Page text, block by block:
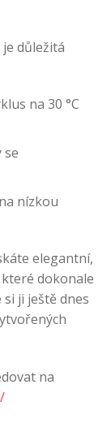
důležitá
na 30 °C
se
nízkou
elegantní,
dokonale
ji ještě dnes
na